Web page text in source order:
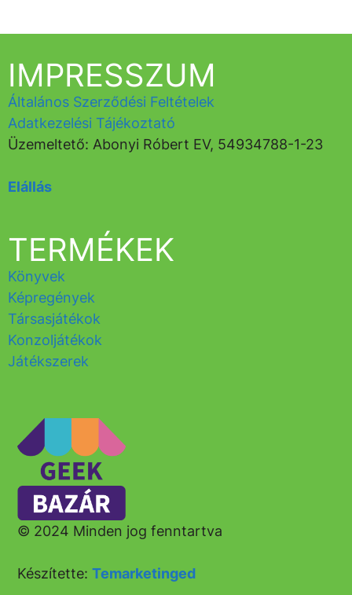
© 2024 Minden jog fenntartva
Készítette:Temarketinged
TERMÉKEK
Könyvek
Képregények
Társasjátékok
Konzoljátékok
Játékszerek
IMPRESSZUM
Általános Szerződési Feltételek
Adatkezelési Tájékoztató
Üzemeltető: Abonyi Róbert EV, 54934788-1-23
Elállás